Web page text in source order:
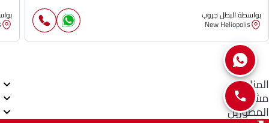
بواسطة البطل جروب
New Heliopolis
المناطق
مشاريع
المطورين